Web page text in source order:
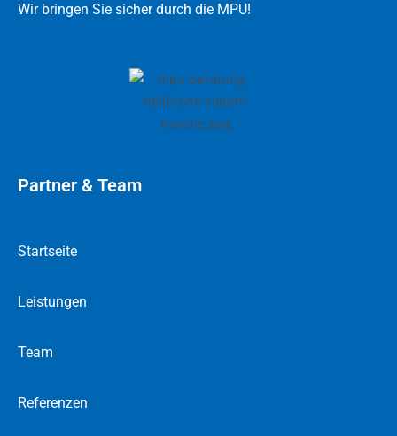
Wir bringen Sie sicher durch die MPU!
Partner & Team
Startseite
Leistungen
Team
Referenzen